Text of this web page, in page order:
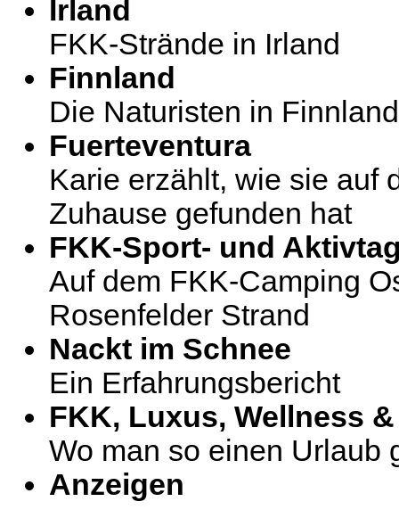
Irland
FKK-Strände in Irland
Finnland
Die Naturisten in Finnland
Fuerteventura
Karie erzählt, wie sie auf
Zuhause gefunden hat
FKK-Sport- und
Auf dem FKK-Camping
Rosenfelder Strand
Nackt im Schnee
Ein Erfahrungsbericht
FKK, Luxus, Wellness
Wo man so einen Urlaub
Anzeigen